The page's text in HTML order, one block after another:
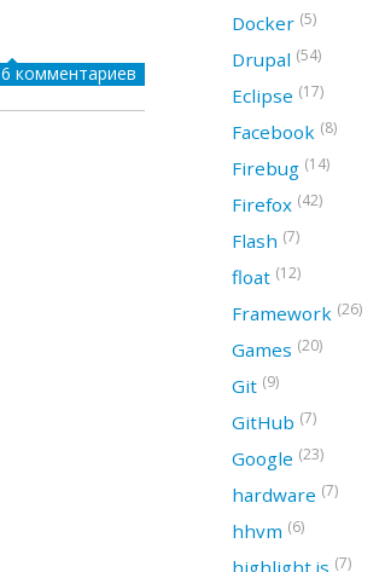
6 комментариев
Docker (5)
Drupal (54)
Eclipse (17)
Facebook (8)
Firebug (14)
Firefox (42)
Flash (7)
float (12)
Framework (26)
Games (20)
Git (9)
GitHub (7)
Google (23)
hardware (7)
hhvm (6)
highlight.js (7)